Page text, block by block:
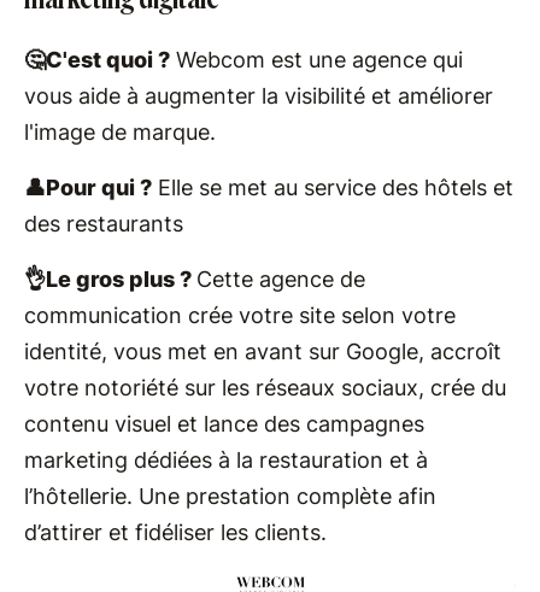
🤔C'est quoi ? Webcom est une agence qui
vous aide à augmenter la visibilité et améliorer
l'image de marque.
👤Pour qui ? Elle se met au service des hôtels et
des restaurants
👌Le gros plus ? Cette agence de
communication crée votre site selon votre
identité, vous met en avant sur Google, accroît
votre notoriété sur les réseaux sociaux, crée du
contenu visuel et lance des campagnes
marketing dédiées à la restauration et à
l’hôtellerie. Une prestation complète afin
d’attirer et fidéliser les clients.